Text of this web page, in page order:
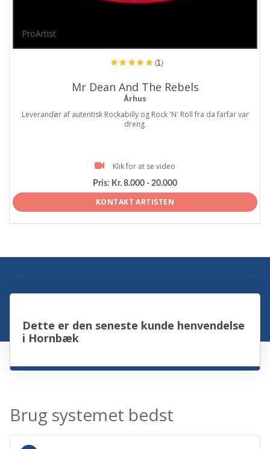
ProArtist
(1)
Mr Dean And The Rebels
Århus
Leverandør af autentisk Rockabilly og Rock 'N' Roll fra da farfar var
dreng.
Klik for at se video
Pris: Kr. 8.000 - 20.000
KONTAKT ARTISTEN
Dette er den seneste kunde henvendelse
i Hornbæk
Brug systemet bedst